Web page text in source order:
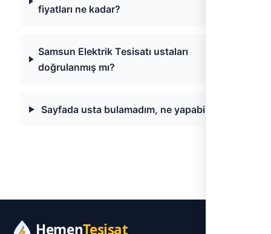
fiyatları ne kadar?
Samsun Elektrik Tesisatı ustaları
doğrulanmış mı?
Sayfada usta bulamadım, ne yapabilirim?